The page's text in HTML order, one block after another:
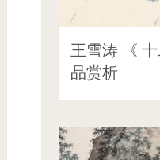
王雪涛 《
品赏析